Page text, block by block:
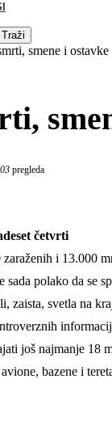
Traži
smene i ostavke
pregleda
četvrti
i 13.000
sada polako da
zaista, svetla na
još najmanje 18
bazene i